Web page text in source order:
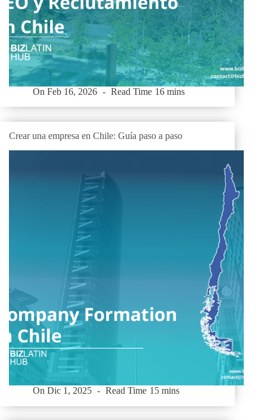
On Feb 16, 2026 Read Time 16 mins
Crear una empresa en Chile: Guía paso a paso
On Dic 1, 2025 Read Time 15 mins